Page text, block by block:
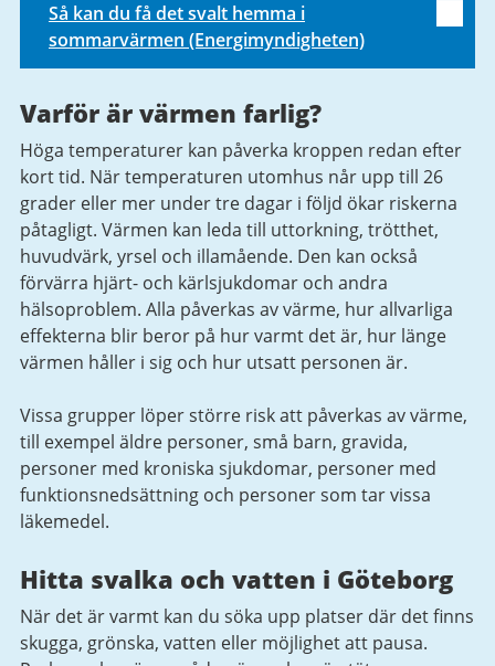
Så kan du få det svalt hemma i
sommarvärmen (Energimyndigheten)
Varför är värmen farlig?
Höga temperaturer kan påverka kroppen redan efter
kort tid. När temperaturen utomhus når upp till 26
grader eller mer under tre dagar i följd ökar riskerna
påtagligt. Värmen kan leda till uttorkning, trötthet,
huvudvärk, yrsel och illamående. Den kan också
förvärra hjärt- och kärlsjukdomar och andra
hälsoproblem. Alla påverkas av värme, hur allvarliga
effekterna blir beror på hur varmt det är, hur länge
värmen håller i sig och hur utsatt personen är.
Vissa grupper löper större risk att påverkas av värme,
till exempel äldre personer, små barn, gravida,
personer med kroniska sjukdomar, personer med
funktionsnedsättning och personer som tar vissa
läkemedel.
Hitta svalka och vatten i Göteborg
När det är varmt kan du söka upp platser där det finns
skugga, grönska, vatten eller möjlighet att pausa.